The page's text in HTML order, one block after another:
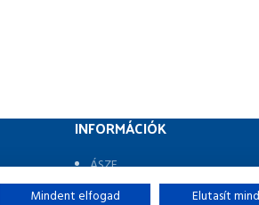
INFORMÁCIÓK
ÁSZF
Adatvédelmi irányelvek
Mindent elfogad Elutasít